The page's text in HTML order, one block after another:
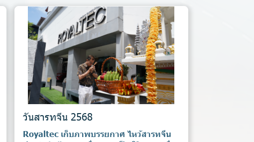
วันสารทจีน 2568
Royaltec เก็บภาพบรรยกาศ ไหว้สารทจีน